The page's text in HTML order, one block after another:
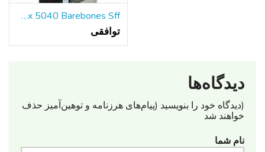
Dell Optiplex 5040 Barebones Sff کامپیوتر بدون CPU/HDD/RAM-w PS موبو S
توافقی
دیدگاه‌ها
(دیدگاه خود را بنویسید (پیام‌های هرزنامه‌ و توهین‌آمیز حذف
خواهند شد
نام شما